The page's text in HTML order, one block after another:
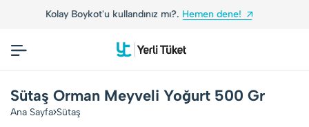
Boykot'u kullandınız mı?.Hemen dene!
Sütaş Orman Meyveli Yoğurt 500 Gr
Ana Sayfa Sütaş